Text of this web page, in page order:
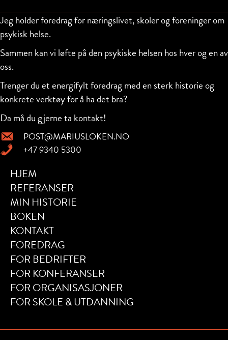
Jeg holder foredrag for næringslivet, skoler og foreninger om
psykisk helse.
Sammen kan vi løfte på den psykiske helsen hos hver og en av
oss.
Trenger du et energifylt foredrag med en sterk historie og
konkrete verktøy for å ha det bra?
Da må du gjerne ta kontakt!
POST@MARIUSLOKEN.NO
+47 9340 5300
HJEM
REFERANSER
MIN HISTORIE
BOKEN
KONTAKT
FOREDRAG
FOR BEDRIFTER
FOR KONFERANSER
FOR ORGANISASJONER
FOR SKOLE & UTDANNING